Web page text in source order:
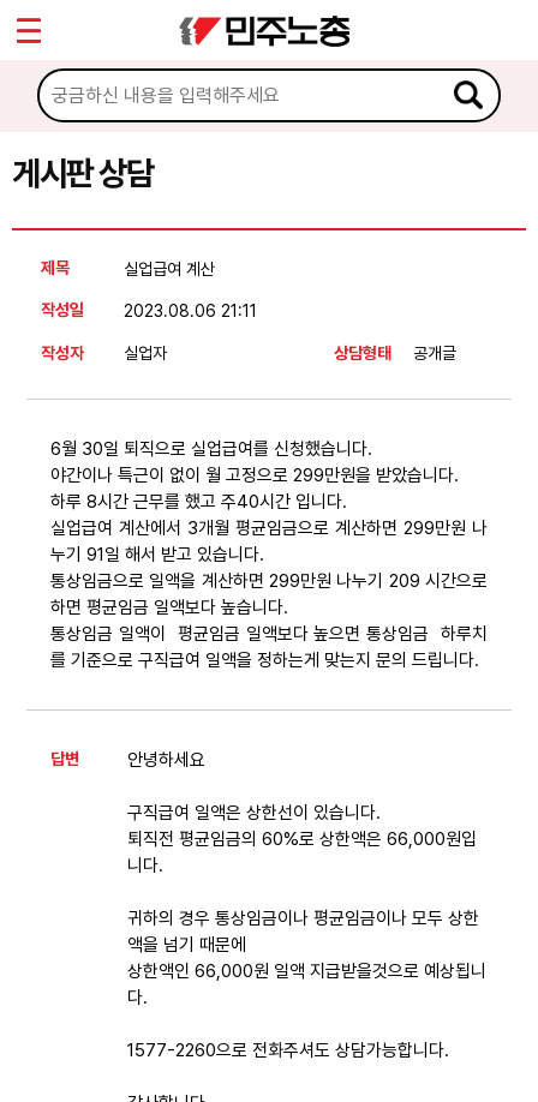
게시판 상담
제목 실업급여 계산
작성일 2023.08.06 21:11
작성자 실업자 상담형태 공개글
6월 30일 퇴직으로 실업급여를 신청했습니다.
야간이나 특근이 없이 월 고정으로 299만원을 받았습니다.
하루 8시간 근무를 했고 주40시간 입니다.
실업급여 계산에서 3개월 평균임금으로 계산하면 299만원 나
누기 91일 해서 받고 있습니다.
통상임금으로 일액을 계산하면 299만원 나누기 209 시간으로
하면 평균임금 일액보다 높습니다.
통상임금 일액이 평균임금 일액보다 높으면 통상임금 하루치
를 기준으로 구직급여 일액을 정하는게 맞는지 문의 드립니다.
답변 안녕하세요
구직급여 일액은 상한선이 있습니다.
퇴직전 평균임금의 60%로 상한액은 66,000원입
니다.
귀하의 경우 통상임금이나 평균임금이나 모두 상한
액을 넘기 때문에
상한액인 66,000원 일액 지급받을것으로 예상됩니
다.
1577-2260으로 전화주셔도 상담가능합니다.
마이페이지
소개
소식
노동상담
권리찾기수첩 검색
노동조합 가입 안내
전국 노동상담소 안내
자료
부설기관
Sketchbook5, 스케치북5
Sketchbook5, 스케치북5